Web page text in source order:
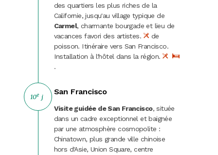
des quartiers les plus riches de la
Californie, jusqu'au village typique de
Carmel, charmante bourgade et lieu de
vacances favori des artistes.
de
poisson. Itinéraire vers San Francisco.
Installation à l'hôtel dans la région.
.
10e j
San Francisco
Visite guidée de San Francisco, située
dans un cadre exceptionnel et baignée
par une atmosphère cosmopolite :
Chinatown, plus grande ville chinoise
hors d'Asie, Union Square, centre